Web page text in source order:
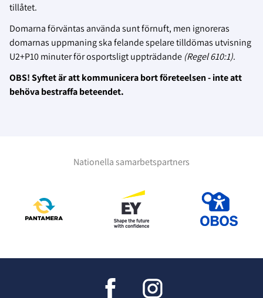
tillåtet.
Domarna förväntas använda sunt förnuft, men ignoreras
domarnas uppmaning ska felande spelare tilldömas utvisning
U2+P10 minuter för osportsligt uppträdande (Regel 610:1).
OBS! Syftet är att kommunicera bort företeelsen - inte att
behöva bestraffa beteendet.
Nationella samarbetspartners